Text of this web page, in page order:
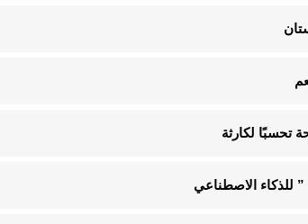
تحسبًا لكارثة
للذكاء الاصطناعي